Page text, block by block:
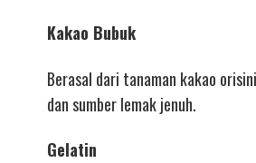
Kakao Bubuk
Berasal dari tanaman kakao
dan sumber lemak jenuh.
Gelatin